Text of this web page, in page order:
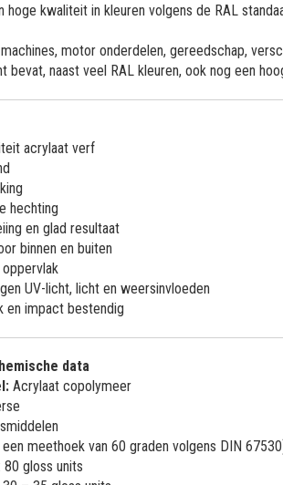
hoge kwaliteit in kleuren volgens de RAL
motor onderdelen, gereedschap,
bevat, naast veel RAL kleuren, ook nog een
acrylaat verf
hechting
en glad resultaat
binnen en buiten
UV-licht, licht en weersinvloeden
en impact bestendig
data
Acrylaat copolymeer
meethoek van 60 graden volgens DIN
80 gloss units